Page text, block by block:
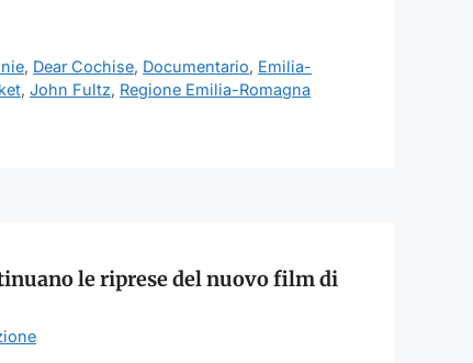
, Dear Cochise, Documentario, Emilia-
, John Fultz, Regione Emilia-Romagna
le riprese del nuovo film di